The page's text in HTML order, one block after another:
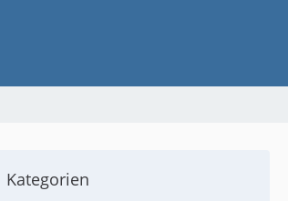
Kategorien